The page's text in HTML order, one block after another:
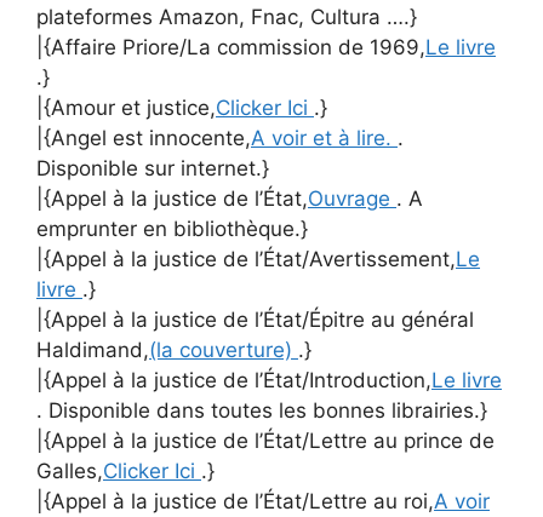
plateformes Amazon, Fnac, Cultura ….}
|{Affaire Priore/La commission de 1969,Le livre
.}
|{Amour et justice,Clicker Ici .}
|{Angel est innocente,A voir et à lire. .
Disponible sur internet.}
|{Appel à la justice de l’État,Ouvrage . A
emprunter en bibliothèque.}
|{Appel à la justice de l’État/Avertissement,Le
livre .}
|{Appel à la justice de l’État/Épitre au général
Haldimand,(la couverture) .}
|{Appel à la justice de l’État/Introduction,Le livre
. Disponible dans toutes les bonnes librairies.}
|{Appel à la justice de l’État/Lettre au prince de
Galles,Clicker Ici .}
|{Appel à la justice de l’État/Lettre au roi,A voir